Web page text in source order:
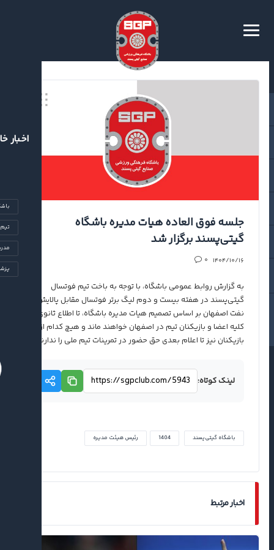
اخبار
جلسه فوق العاده هیات مدیره باشگاه
گیتی‌پسند برگزار شد
۱۴۰۴/۱۰/۱۶ ۰
به گزارش روابط عمومی باشگاه، با توجه به باخت تیم فوتسال
گیتی‌پسند در هفته بیست و دوم لیگ برتر فوتسال مقابل پالایش
نفت اصفهان بر اساس تصمیم هیات مدیره باشگاه، تا اطلاع ثانوی
کلیه اعضا و بازیکنان تیم در اصفهان خواهند ماند و هیچ کدام از
بازیکنان نیز تا اعلام بعدی حق حضور در تمرینات تیم ملی را ندارند.
لینک کوتاه:
باشگاه گیتی‌پسند 1404 رئیس هیئت مدیره
اخبار مرتبط